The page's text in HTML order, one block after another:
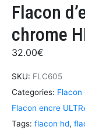
Flacon
chrome
32.00€
SKU: FLC605
Categories: Flacon
Flacon encre
Tags: flacon hd,